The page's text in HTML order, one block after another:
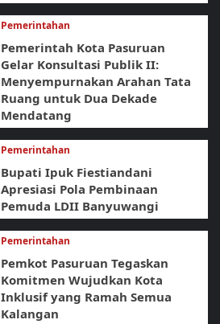
Pemerintahan
Pemerintah Kota Pasuruan
Gelar Konsultasi Publik II:
Menyempurnakan Arahan Tata
Ruang untuk Dua Dekade
Mendatang
Pemerintahan
Bupati Ipuk Fiestiandani
Apresiasi Pola Pembinaan
Pemuda LDII Banyuwangi
Pemerintahan
Pemkot Pasuruan Tegaskan
Komitmen Wujudkan Kota
Inklusif yang Ramah Semua
Kalangan